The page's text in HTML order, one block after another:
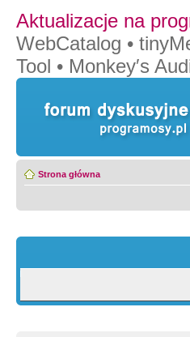
Aktualizacje na
WebCatalog •
Tool • Monkey′s
Strona główna